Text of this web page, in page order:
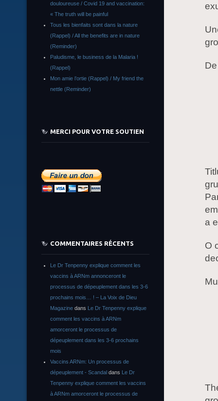
a
O
douloureuse / Covid 19 and vaccination:
« The truth will be painful
Tous les bienfaits sont dans la nature
(Rappel) / All the benefits are in nature
(Reminder)
Paludisme, le business de la Malaria !
(Rappel)
Mon amie l’ortie (Rappel) / My friend the
nettle (Reminder)
MERCI POUR VOTRE SOUTIEN
COMMENTAIRES RÉCENTS
Le Dr Tenpenny explique comment les
vaccins à ARNm annonceront le
processus de dépeuplement dans les 3-6
prochains mois… ! – La Voix de Dieu
Magazine dans Le Dr Tenpenny explique
comment les vaccins à ARNm
amorceront le processus de
dépeuplement dans les 3-6 prochains
mois
Vaccins ARNm: Un processus de
dépeuplement - Scandal dans Le Dr
Tenpenny explique comment les vaccins
à ARNm amorceront le processus de